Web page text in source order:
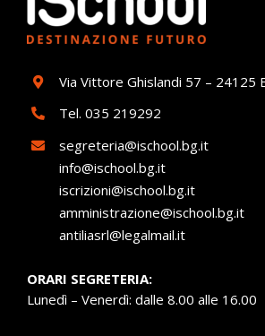
Via Vittore Ghislandi 57 – 24125
Tel. 035 219292
segreteria@ischool.bg.it
info@ischool.bg.it
iscrizioni@ischool.bg.it
amministrazione@ischool.bg.it
antiliasrl@legalmail.it
ORARI SEGRETERIA:
Lunedì – Venerdì: dalle 8.00 alle 16.00